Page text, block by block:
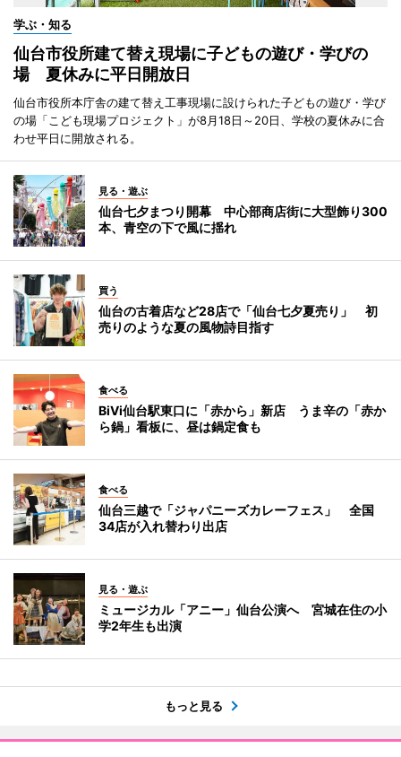
学ぶ・知る
仙台市役所建て替え現場に子どもの遊び・学びの
場 夏休みに平日開放日
仙台市役所本庁舎の建て替え工事現場に設けられた子どもの遊び・学び
の場「こども現場プロジェクト」が8月18日～20日、学校の夏休みに合
わせ平日に開放される。
見る・遊ぶ
仙台七夕まつり開幕 中心部商店街に大型飾り300
本、青空の下で風に揺れ
買う
仙台の古着店など28店で「仙台七夕夏売り」 初
売りのような夏の風物詩目指す
食べる
BiVi仙台駅東口に「赤から」新店 うま辛の「赤か
ら鍋」看板に、昼は鍋定食も
食べる
仙台三越で「ジャパニーズカレーフェス」 全国
34店が入れ替わり出店
見る・遊ぶ
ミュージカル「アニー」仙台公演へ 宮城在住の小
学2年生も出演
もっと見る